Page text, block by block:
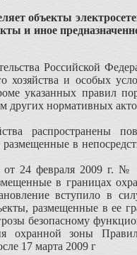
объекты
и иное
Российской
хозяйства и особых
указанных правил
других нормативных
распространены
в
от 24 февраля 2009 г. №
в границах
вступило в
размещенные в ее
безопасному
охранной зоны
17 марта 2009 г